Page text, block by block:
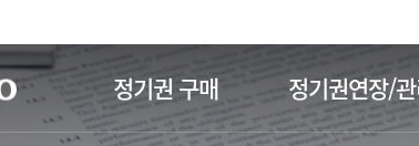
정기권 구매 정기권연장/